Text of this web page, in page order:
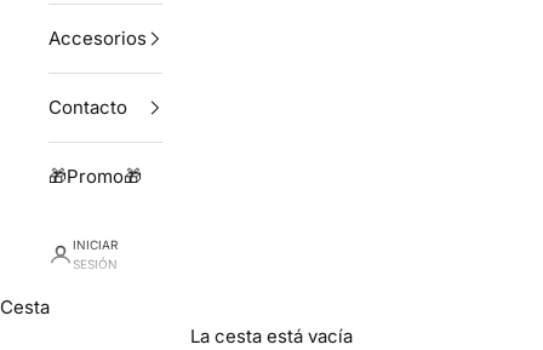
Accesorios
Contacto
🎁Promo🎁
INICIAR
SESIÓN
Cesta
La cesta está vacía